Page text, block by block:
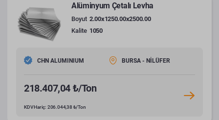
Alüminyum Çetalı Levha
Boyut 2.00x1250.00x2500.00
Kalite 1050
CHN ALUMINIUM BURSA - NİLÜFER
218.407,04 ₺/Ton
KDV Hariç: 206.044,38 ₺/Ton